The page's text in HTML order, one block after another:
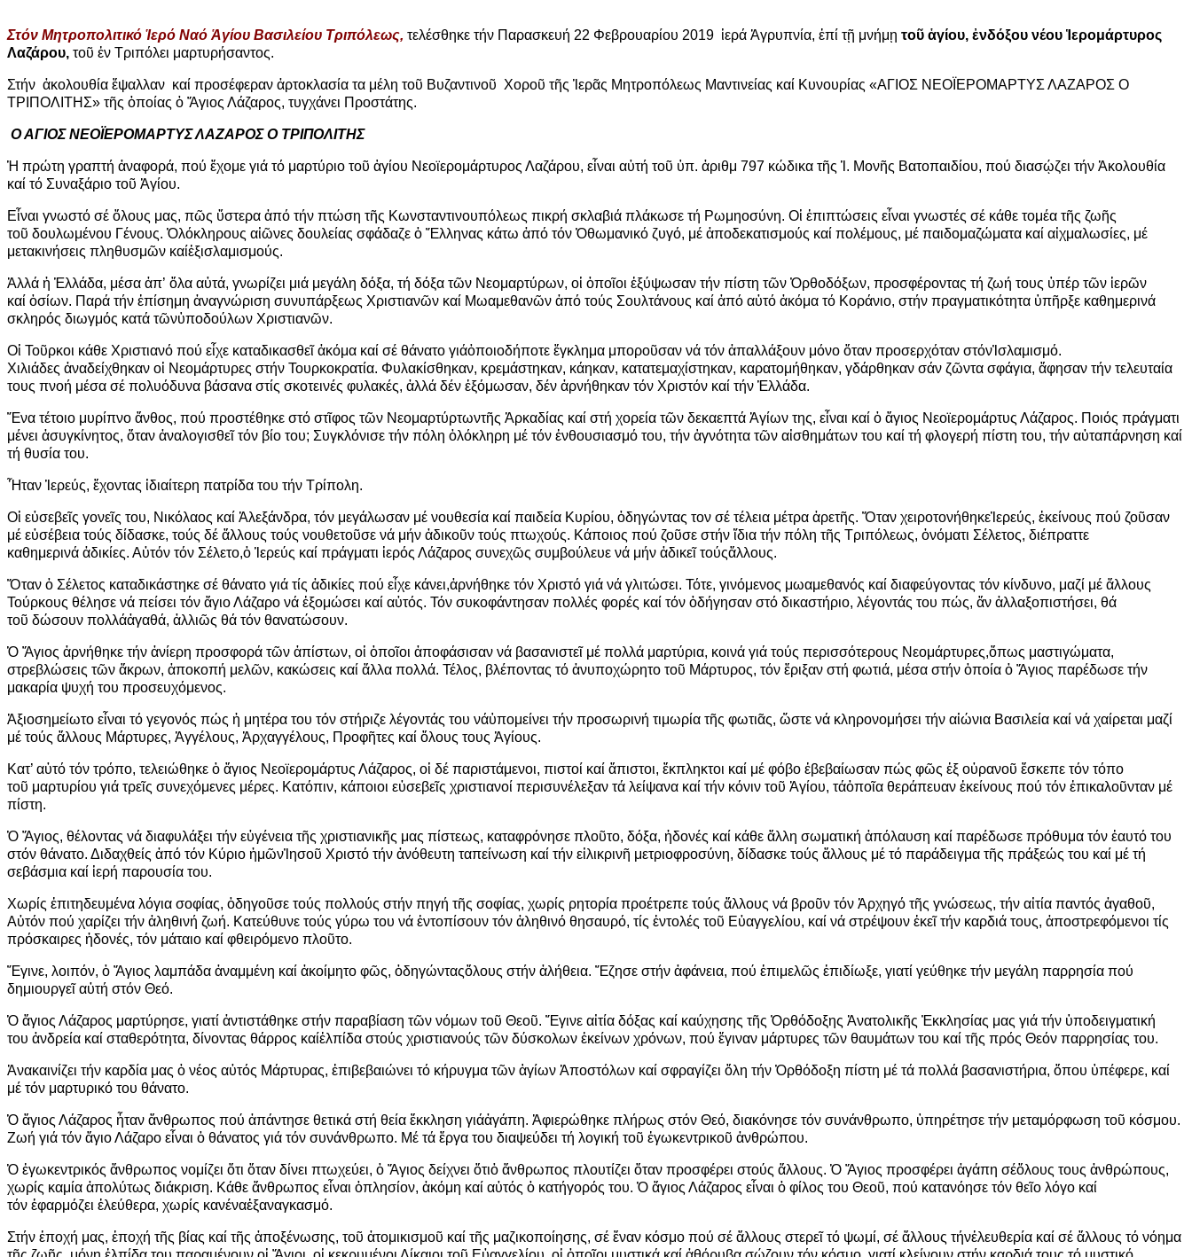
Στόν Μητροπολιτικό Ἱερό Ναό Ἁγίου Βασιλείου Τριπόλεως, τελέσθηκε τήν Παρασκευή 22 Φεβρουαρίου 2019 ἱερά Ἀγρυπνία, ἐπί τῇ μνήμῃ τοῦ ἁγίου, ἐνδόξου νέου Ἱ ερομάρτυρος
Λαζάρου, τοῦ ἐν Τριπόλει μαρτυρήσαντος.
Στήν ἀκολουθία ἔψαλλαν καί προσέφεραν ἀρτοκλασία τα μέλη τοῦ Βυζαντινοῦ Χοροῦ τῆς Ἱ ερᾶς Μητροπόλεως Μαντινείας καί Κυνουρίας «ΑΓΙΟΣ ΝΕΟ ΪΕΡΟΜΑΡΤΥΣ ΛΑΖΑΡΟΣ Ο
ΤΡΙΠΟΛΙΤΗΣ» τῆς ὁποίας ὁ Ἅγιος Λάζαρος, τυγχάνει Προστάτης.
Ο ΑΓΙΟΣ ΝΕΟΪΕΡΟΜΑΡΤΥΣ ΛΑΖΑΡΟΣ Ο ΤΡΙΠΟΛΙΤΗΣ
Ἡ πρώτη γραπτή ἀναφορά, πού ἔχομε γιά τό μαρτύριο τοῦ ἁγίου Νεοϊερομάρτυρος Λαζάρου, εἶναι αὐτή τοῦ ὑπ. ἀριθμ 797 κώδικα τῆς Ἱ . Μονῆς Βατοπαιδίου, πού διασῴζει τήν Ἀκολουθία
καί τό Συναξάριο τοῦ Ἁγίου.
Εἶναι γνωστό σέ ὅλους μας, πῶς ὕστερα ἀπό τήν πτώση τῆς Κωνσταντινουπόλεως πικρή σκλαβιά πλάκωσε τή Ρωμηοσύνη. Οἱ ἐπιπτώσεις εἶναι γνωστές σέ κάθε τομέα τῆς ζωῆς
τοῦ δουλωμένου Γένους. Ὁλόκληρους αἰῶνες δουλείας σφάδαζε ὁ Ἕλληνας κάτω ἀπό τόν Ὀθωμανικό ζυγό, μέ ἀποδεκατισμούς καί πολέμους, μέ παιδομαζώματα καί αἰχμαλωσίες, μέ
μετακινήσεις πληθυσμῶν καίἐξισλαμισμούς.
Ἀλλά ἡ Ἑλλάδα, μέσα ἀπ’ ὅλα αὐτά, γνωρίζει μιά μεγάλη δόξα, τή δόξα τῶν Νεομαρτύρων, οἱ ὁποῖοι ἐξύψωσαν τήν πίστη τῶν Ὀρθοδόξων, προσφέροντας τή ζωή τους ὑπέρ τῶν ἱερῶν
καί ὁσίων. Παρά τήν ἐπίσημη ἀναγνώριση συνυπάρξεως Χριστιανῶν καί Μωαμεθανῶν ἀπό τούς Σουλτάνους καί ἀπό αὐτό ἀκόμα τό Κοράνιο, στήν πραγματικότητα ὑπῆρξε καθημερινά
σκληρός διωγμός κατά τῶνὑποδούλων Χριστιανῶν.
Οἱ Τοῦρκοι κάθε Χριστιανό πού εἶχε καταδικασθεῖ ἀκόμα καί σέ θάνατο γιάὁποιοδήποτε ἔγκλημα μποροῦσαν νά τόν ἀπαλλάξουν μόνο ὅταν προσερχόταν στόνἸ σλαμισμό.
Χιλιάδες ἀναδείχθηκαν οἱ Νεομάρτυρες στήν Τουρκοκρατία. Φυλακίσθηκαν, κρεμάστηκαν, κάηκαν, κατατεμαχίστηκαν, καρατομήθηκαν, γδάρθηκαν σάν ζῶντα σφάγια, ἄφησαν τήν τελευταία
τους πνοή μέσα σέ πολυόδυνα βάσανα στίς σκοτεινές φυλακές, ἀλλά δέν ἐξόμωσαν, δέν ἀρνήθηκαν τόν Χριστόν καί τήν Ἑλλάδα.
Ἕνα τέτοιο μυρίπνο ἄνθος, πού προστέθηκε στό στῖφος τῶν Νεομαρτύρτωντῆς Ἀρκαδίας καί στή χορεία τῶν δεκαεπτά Ἁγίων της, εἶναι καί ὁ ἅγιος Νεοϊερομάρτυς Λάζαρος. Ποιός πράγματι
μένει ἀσυγκίνητος, ὅταν ἀναλογισθεῖτόν βίο του; Συγκλόνισε τήν πόλη ὁλόκληρη μέ τόν ἐνθουσιασμό του, τήν ἁγνότητα τῶν αἰσθημάτων του καί τή φλογερή πίστη του, τήν αὐταπάρνηση καί
τή θυσία του.
Ἦταν Ἱ ερεύς, ἔχοντας ἰδιαίτερη πατρίδα του τήν Τρίπολη.
Οἱ εὐσεβεῖς γονεῖς του, Νικόλαος καί Ἀλεξάνδρα, τόν μεγάλωσαν μέ νουθεσία καί παιδεία Κυρίου, ὁδηγώντας τον σέ τέλεια μέτρα ἀρετῆς. Ὅταν χειροτονήθηκεἹ ερεύς, ἐκείνους πού ζοῦσαν
μέ εὐσέβεια τούς δίδασκε, τούς δέ ἄλλους τούς νουθετοῦσε νά μήν ἀδικοῦν τούς πτωχούς. Κάποιος πού ζοῦσε στήν ἴδια τήν πόλη τῆς Τριπόλεως, ὀνόματι Σέλετος, διέπραττε
καθημερινά ἀδικίες. Αὐτόν τόν Σέλετο,ὁ Ἱ ερεύς καί πράγματι ἱερός Λάζαρος συνεχῶς συμβούλευε νά μήν ἀδικεῖτούςἄλλους.
Ὅταν ὁ Σέλετος καταδικάστηκε σέ θάνατο γιά τίς ἀδικίες πού εἶχε κάνει,ἀρνήθηκε τόν Χριστό γιά νά γλιτώσει. Τότε, γινόμενος μωαμεθανός καί διαφεύγοντας τόν κίνδυνο, μαζί μέ ἄλλους
Τούρκους θέλησε νά πείσει τόν ἅγιο Λάζαρο νά ἐξομώσει καί αὐτός. Τόν συκοφάντησαν πολλές φορές καί τόν ὁδήγησαν στό δικαστήριο, λέγοντάς του πώς, ἄν ἀλλαξοπιστήσει, θά
τοῦ δώσουν πολλάἀγαθά, ἀλλιῶς θά τόν θανατώσουν.
Ὁ Ἅγιος ἀρνήθηκε τήν ἀνίερη προσφορά τῶν ἀπίστων, οἱ ὁποῖοι ἀποφάσισαν νά βασανιστεῖμέ πολλά μαρτύρια, κοινά γιά τούς περισσότερους Νεομάρτυρες,ὅπως μαστιγώματα,
στρεβλώσεις τῶν ἄκρων, ἀποκοπή μελῶν, κακώσεις καί ἄλλα πολλά. Τέλος, βλέποντας τό ἀνυποχώρητο τοῦ Μάρτυρος, τόν ἔριξαν στή φωτιά, μέσα στήν ὁποία ὁ Ἅγιος παρέδωσε τήν
μακαρία ψυχή του προσευχόμενος.
Ἀξιοσημείωτο εἶναι τό γεγονός πώς ἡ μητέρα του τόν στήριζε λέγοντάς του νάὑπομείνει τήν προσωρινή τιμωρία τῆς φωτιᾶς, ὥστε νά κληρονομήσει τήν αἰώνια Βασιλεία καί νά χαίρεται μαζί
μέ τούς ἄλλους Μάρτυρες, Ἀγγέλους, Ἀρχαγγέλους, Προφῆτες καί ὅλους τους Ἁγίους.
Κατ’ αὐτό τόν τρόπο, τελειώθηκε ὁ ἅγιος Νεοϊερομάρτυς Λάζαρος, οἱ δέ παριστάμενοι, πιστοί καί ἄπιστοι, ἔκπληκτοι καί μέ φόβο ἐβεβαίωσαν πώς φῶς ἐξ οὐρανοῦ ἔσκεπε τόν τόπο
τοῦ μαρτυρίου γιά τρεῖς συνεχόμενες μέρες. Κατόπιν, κάποιοι εὐσεβεῖς χριστιανοί περισυνέλεξαν τά λείψανα καί τήν κόνιν τοῦ Ἁγίου, τάὁποῖα θεράπευαν ἐκείνους πού τόν ἐπικαλοῦνταν μέ
πίστη.
Ὁ Ἅγιος, θέλοντας νά διαφυλάξει τήν εὐγένεια τῆς χριστιανικῆς μας πίστεως, καταφρόνησε πλοῦτο, δόξα, ἡδονές καί κάθε ἄλλη σωματική ἀπόλαυση καί παρέδωσε πρόθυμα τόν ἑαυτό του
στόν θάνατο. Διδαχθείς ἀπό τόν Κύριο ἡμῶνἸ ησοῦ Χριστό τήν ἀνόθευτη ταπείνωση καί τήν εἰλικρινῆ μετριοφροσύνη, δίδασκε τούς ἄλλους μέ τό παράδειγμα τῆς πράξεώς του καί μέ τή
σεβάσμια καί ἱερή παρουσία του.
Χωρίς ἐπιτηδευμένα λόγια σοφίας, ὁδηγοῦσε τούς πολλούς στήν πηγή τῆς σοφίας, χωρίς ρητορία προέτρεπε τούς ἄλλους νά βροῦν τόν Ἀρχηγό τῆς γνώσεως, τήν αἰτία παντός ἀγαθοῦ,
Αὐτόν πού χαρίζει τήν ἀληθινή ζωή. Κατεύθυνε τούς γύρω του νά ἐντοπίσουν τόν ἀληθινό θησαυρό, τίς ἐντολές τοῦ Εὐαγγελίου, καί νά στρέψουν ἐκεῖτήν καρδιά τους, ἀποστρεφόμενοι τίς
πρόσκαιρες ἡδονές, τόν μάταιο καί φθειρόμενο πλοῦτο.
Ἔγινε, λοιπόν, ὁ Ἅγιος λαμπάδα ἀναμμένη καί ἀκοίμητο φῶς, ὁδηγώνταςὅλους στήν ἀλήθεια. Ἔζησε στήν ἀφάνεια, πού ἐπιμελῶς ἐπιδίωξε, γιατί γεύθηκε τήν μεγάλη παρρησία πού
δημιουργεῖαὐτή στόν Θεό.
Ὁ ἅγιος Λάζαρος μαρτύρησε, γιατί ἀντιστάθηκε στήν παραβίαση τῶν νόμων τοῦ Θεοῦ. Ἔγινε αἰτία δόξας καί καύχησης τῆς Ὀρθόδοξης Ἀνατολικῆς Ἐκκλησίας μας γιά τήν ὑποδειγματική
του ἀνδρεία καί σταθερότητα, δίνοντας θάρρος καίἐλπίδα στούς χριστιανούς τῶν δύσκολων ἐκείνων χρόνων, πού ἔγιναν μάρτυρες τῶν θαυμάτων του καί τῆς πρός Θεόν παρρησίας του.
Ἀνακαινίζει τήν καρδία μας ὁ νέος αὐτός Μάρτυρας, ἐπιβεβαιώνει τό κήρυγμα τῶν ἁγίων Ἀποστόλων καί σφραγίζει ὅλη τήν Ὀρθόδοξη πίστη μέ τά πολλά βασανιστήρια, ὅπου ὑπέφερε, καί
μέ τόν μαρτυρικό του θάνατο.
Ὁ ἅγιος Λάζαρος ἦταν ἄνθρωπος πού ἀπάντησε θετικά στή θεία ἔκκληση γιάἀγάπη. Ἀφιερώθηκε πλήρως στόν Θεό, διακόνησε τόν συνάνθρωπο, ὑπηρέτησε τήν μεταμόρφωση τοῦ κόσμου.
Ζωή γιά τόν ἅγιο Λάζαρο εἶναι ὁ θάνατος γιά τόν συνάνθρωπο. Μέ τά ἔργα του διαψεύδει τή λογική τοῦ ἐγωκεντρικοῦ ἀνθρώπου.
Ὁ ἐγωκεντρικός ἄνθρωπος νομίζει ὅτι ὅταν δίνει πτωχεύει, ὁ Ἅγιος δείχνει ὅτιὁ ἄνθρωπος πλουτίζει ὅταν προσφέρει στούς ἄλλους. Ὁ Ἅγιος προσφέρει ἀγάπη σέὅλους τους ἀνθρώπους,
χωρίς καμία ἀπολύτως διάκριση. Κάθε ἄνθρωπος εἶναι ὁπλησίον, ἀκόμη καί αὐτός ὁ κατήγορός του. Ὁ ἅγιος Λάζαρος εἶναι ὁ φίλος του Θεοῦ, πού κατανόησε τόν θεῖο λόγο καί
τόν ἐφαρμόζει ἐλεύθερα, χωρίς κανέναἐξαναγκασμό.
Στήν ἐποχή μας, ἐποχή τῆς βίας καί τῆς ἀποξένωσης, τοῦ ἀτομικισμοῦ καί τῆς μαζικοποίησης, σέ ἕναν κόσμο πού σέ ἄλλους στερεῖτό ψωμί, σέ ἄλλους τήνἐλευθερία καί σέ ἄλλους τό νόημα